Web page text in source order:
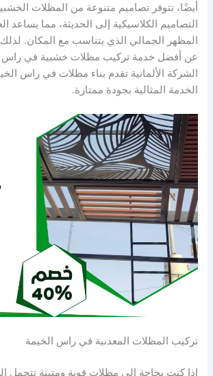
أيضًا، تتوفر تصاميم متنوعة من المظلات
التصاميم الكلاسيكية إلى الحديثة، مما يساعد
المظهر الجمالي الذي يتناسب مع المكان.
عن أفضل خدمة تركيب مظلات خشبية في راس
الشركة الألمانية تقدم بناء مظلات في راس
الخدمة المثالية بجودة ممتازة.
تركيب المظلات المعدنية في راس الخيمة
إذا كنت بحاجة إلى مظلات قوية ومتينة تتحمل